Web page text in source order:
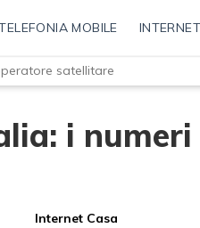
MOBILE
satellitare
i numeri
Internet Casa